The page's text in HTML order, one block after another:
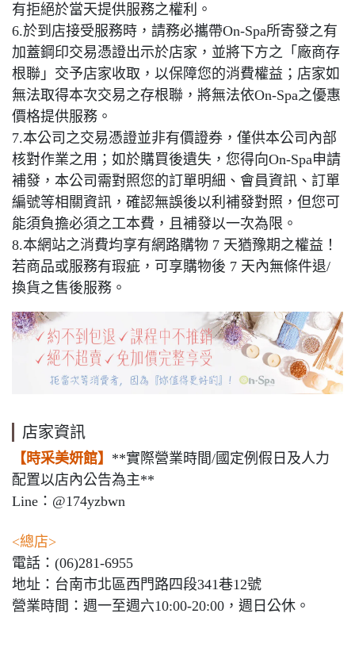
有拒絕於當天提供服務之權利。
6.於到店接受服務時，請務必攜帶On-Spa所寄發之有
加蓋鋼印交易憑證出示於店家，並將下方之「廠商存
根聯」交予店家收取，以保障您的消費權益；店家如
無法取得本次交易之存根聯，將無法依On-Spa之優惠
價格提供服務。
7.本公司之交易憑證並非有價證券，僅供本公司內部
核對作業之用；如於購買後遺失，您得向On-Spa申請
補發，本公司需對照您的訂單明細、會員資訊、訂單
編號等相關資訊，確認無誤後以利補發對照，但您可
能須負擔必須之工本費，且補發以一次為限。
8.本網站之消費均享有網路購物 7 天猶豫期之權益！
若商品或服務有瑕疵，可享購物後 7 天內無條件退/
換貨之售後服務。
店家資訊
【時采美妍館】 **實際營業時間/國定例假日及人力
配置以店內公告為主**
Line：@174yzbwn
<總店>
電話：(06)281-6955
地址：台南市北區西門路四段341巷12號
營業時間：週一至週六10:00-20:00，週日公休。